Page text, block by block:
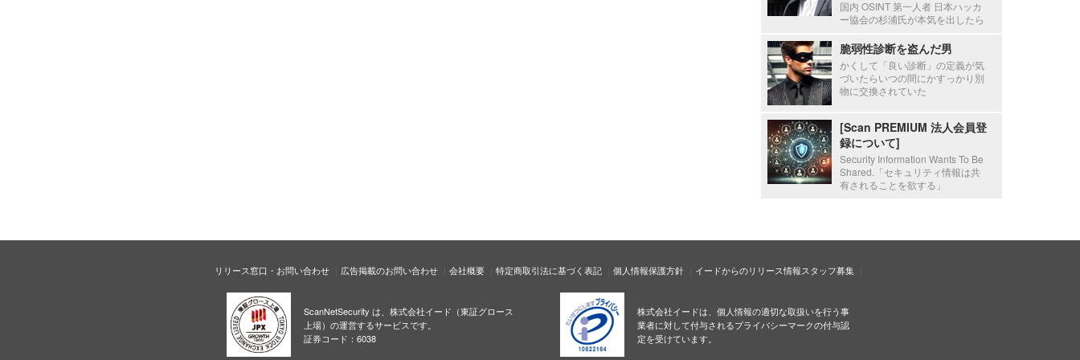
国内 OSINT 第一人者 日本ハッカ
ー協会の杉浦氏が本気を出したら
脆弱性診断を盗んだ男
かくして「良い診断」の定義が気
づいたらいつの間にかすっかり別
物に交換されていた
[Scan PREMIUM 法人会員登
録について]
Security Information Wants To Be
Shared.「セキュリティ情報は共
有されることを欲する」
リリース窓口・お問い合わせ 広告掲載のお問い合わせ 会社概要 特定商取引法に基づく表記 個人情報保護方針 イードからのリリース情報スタッフ募集
ScanNetSecurity は、株式会社イード（東証グロース
上場）の運営するサービスです。
証券コード：6038
株式会社イードは、個人情報の適切な取扱いを行う事
業者に対して付与されるプライバシーマークの付与認
定を受けています。